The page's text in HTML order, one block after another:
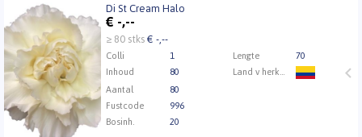
Di St Cream Halo
€ -,--
≥ 80 stks€ -,--
Colli 1 Lengte
70
Inhoud
80
Aantal
80
Fustcode
996
Bosinh.
20
Di St Cream Halo
U moet ingelogd zijn om te kunnen kopen.
om in te loggen.